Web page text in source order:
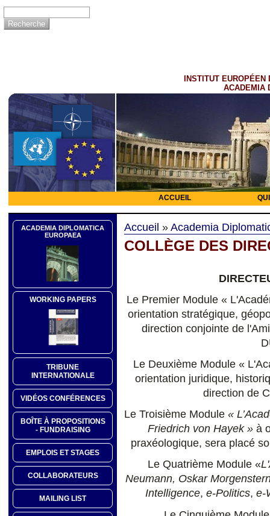
INSTITUT EUROPÉEN
ACADEMIA
ACCUEIL
ACADEMIA DIPLOMATICA
EUROPAEA
WORKING PAPERS
TRIBUNE
INTERNATIONALE
VIDÉOS CONFÉRENCES
BOÎTE À PROPOSITIONS
- FUNDRAISING
EMPLOIS ET STAGES
COLLABORATEURS
MAILING LIST
Accueil » Academia
COLLÈGE DES
Le Premier Module «
orientation stratégique,
direction conjointe de
Le Deuxième Module «
orientation juridique,
direction de
Le Troisième Module «
Friedrich von Hayek » à
praxéologique, sera placé
Le Quatrième Module «
Neumann, Oskar
Intelligence, e-Politics, e-